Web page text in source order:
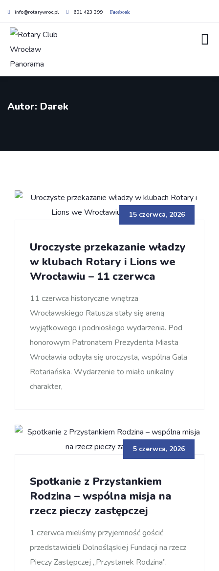
info@rotarywroc.pl 601 423 399 Facebook
Autor: Darek
15 czerwca, 2026
Uroczyste przekazanie władzy
w klubach Rotary i Lions we
Wrocławiu – 11 czerwca
11 czerwca historyczne wnętrza
Wrocławskiego Ratusza stały się areną
wyjątkowego i podniosłego wydarzenia. Pod
honorowym Patronatem Prezydenta Miasta
Wrocławia odbyła się uroczysta, wspólna Gala
Rotariańska. Wydarzenie to miało unikalny
charakter,
5 czerwca, 2026
Spotkanie z Przystankiem
Rodzina – wspólna misja na
rzecz pieczy zastępczej
1 czerwca mieliśmy przyjemność gościć
przedstawicieli Dolnośląskiej Fundacji na rzecz
Pieczy Zastępczej „Przystanek Rodzina”.